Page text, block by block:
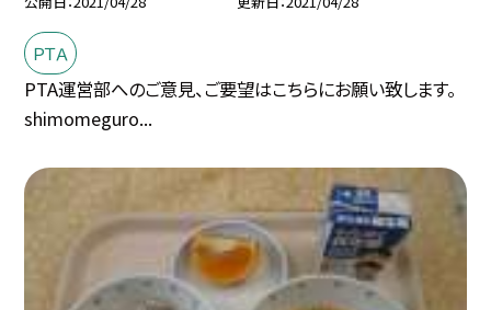
ＰＴＡ
PTA運営部へのご意見、ご要望はこちらにお願い致します。
shimomeguro...